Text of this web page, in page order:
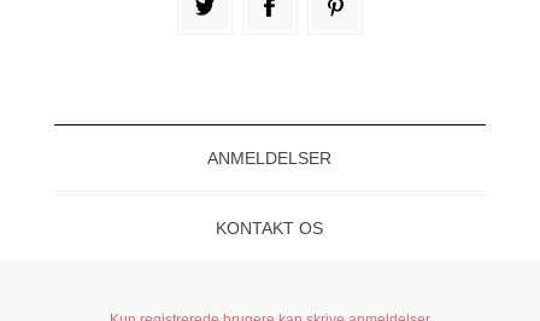
ANMELDELSER
KONTAKT OS